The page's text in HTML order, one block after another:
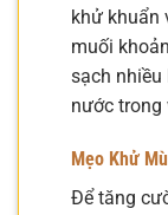
khử khuẩn
muối
sạch nhiều
nước trong
Mẹo Khử
Để tăng